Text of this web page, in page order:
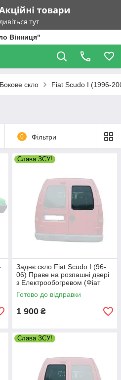
Вінниця"
Бокове скло Fiat Scudo I (1996-
0 Фільтри
Слава ЗСУ!
Заднє скло Fiat Scudo I (96-
06) Праве на розпашні двері
з Електрообогревом (Фіат
Скудо I)
Готово до відправки
1 900 ₴
Слава ЗСУ!